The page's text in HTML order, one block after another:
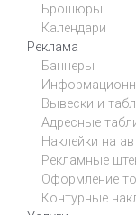
Брошюры
Календари
Реклама
Баннеры
Вывески и
Адресные
Наклейки на
Рекламные
Оформление
Контурные